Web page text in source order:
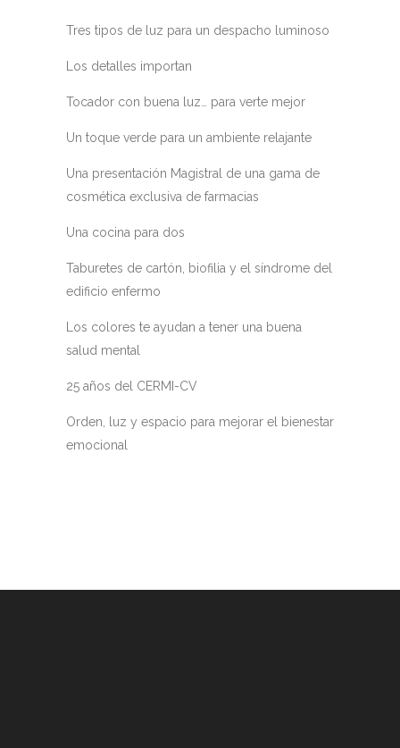
Tres tipos de luz para un despacho luminoso
Los detalles importan
Tocador con buena luz… para verte mejor
Un toque verde para un ambiente relajante
Una presentación Magistral de una gama de
cosmética exclusiva de farmacias
Una cocina para dos
Taburetes de cartón, biofilia y el síndrome del
edificio enfermo
Los colores te ayudan a tener una buena
salud mental
25 años del CERMI-CV
Orden, luz y espacio para mejorar el bienestar
emocional